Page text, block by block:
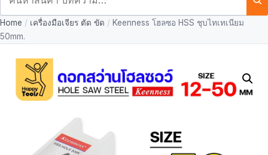
และ
บทความ
Home / เครื่องมือเจียร ตัด ขัด / Keenness โฮลซอ HSS ชุบไทเทเนียม
50mm.